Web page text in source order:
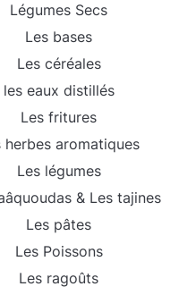
Légumes Secs
Les bases
Les céréales
les eaux distillés
Les fritures
herbes aromatiques
Les légumes
& Les tajines
Les pâtes
Les Poissons
Les ragoûts